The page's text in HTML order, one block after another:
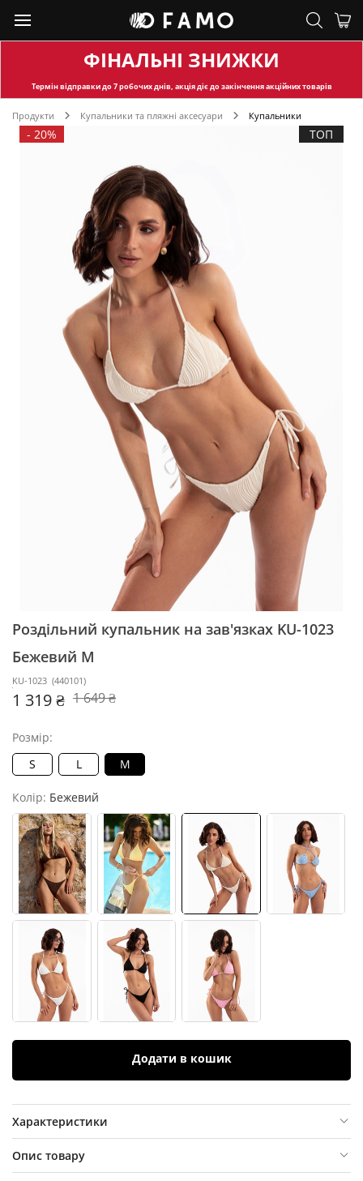
ФІНАЛЬНІ ЗНИЖКИ
Термін відправкидо 7 робочих днів, акція діє до закінчення акційних товарів
Продукти Купальники та пляжні аксесуари Купальники
- 20% ТОП
Роздільний купальник на зав'язках KU-1023
Бежевий M
KU-1023 (440101)
1 319 ₴ 1 649 ₴
Розмір:
S
L M
Колір: Бежевий
Додати в кошик
Характеристики
Опис товару